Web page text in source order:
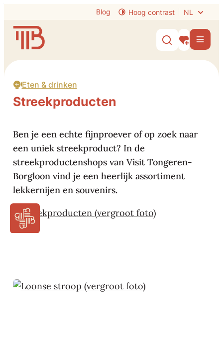
Blog Hoog contrast NL
Visit Tongeren-Borgloon
Zoek tonen
Mijn Menu
Eten & drinken
Streekproducten
Ben je een echte fijnproever of op zoek naar
een uniek streekproduct? In de
streekproductenshops van Visit Tongeren-
Borgloon vind je een heerlijk assortiment
lekkernijen en souvenirs.